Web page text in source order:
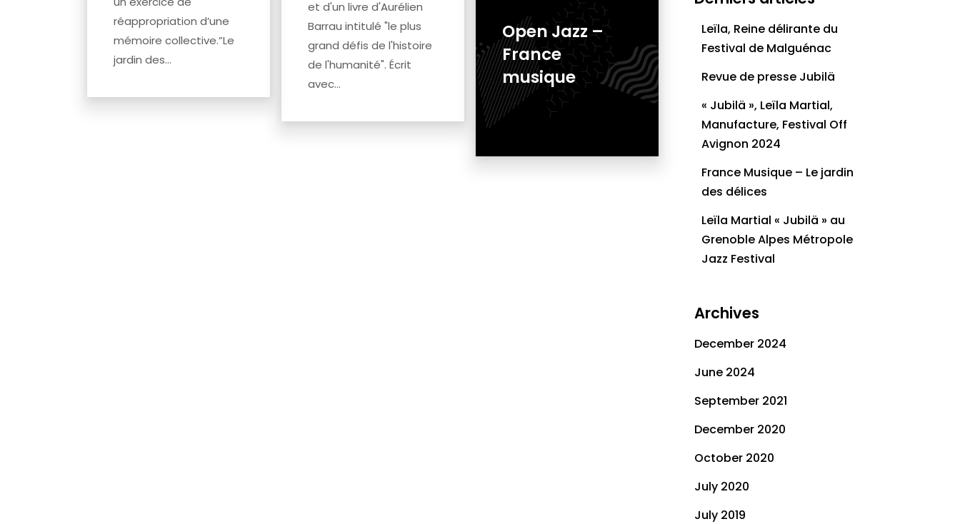
réappropriation d’une
mémoire collective.”Le
jardin des...
et d'un livre d'Aurélien
Barrau intitulé "le plus
grand défis de l'histoire
de l'humanité". Écrit
avec...
Open Jazz –
France
musique
Leïla, Reine délirante du
Festival de Malguénac
Revue de presse Jubilä
« Jubilä », Leïla Martial,
Manufacture, Festival Off
Avignon 2024
France Musique – Le jardin
des délices
Leïla Martial « Jubilä » au
Grenoble Alpes Métropole
Jazz Festival
Archives
December 2024
June 2024
September 2021
December 2020
October 2020
July 2020
July 2019